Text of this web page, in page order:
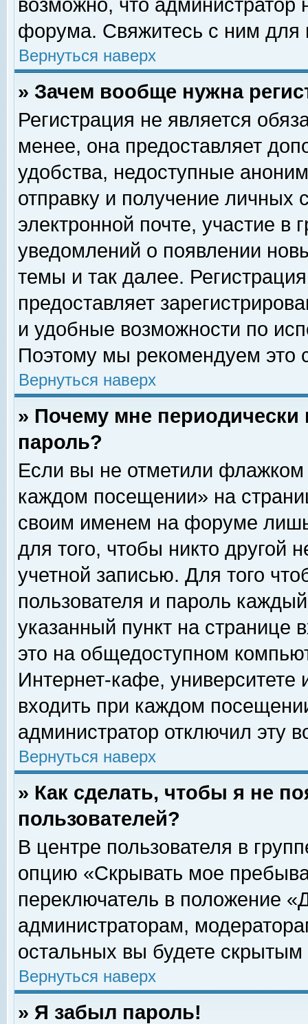
возможно, что
форума. Свяжитесь с ним для
Вернуться наверх
» Зачем вообще нужна
Регистрация не является
менее, она предоставляет
удобства, недоступные
отправку и получение личных
электронной почте, участие в
уведомлений о появлении
темы и так далее.
предоставляет
и удобные возможности по
Поэтому мы рекомендуем это
Вернуться наверх
» Почему мне
пароль?
Если вы не отметили флажком
каждом посещении» на
своим именем на форуме
для того, чтобы никто другой
учетной записью. Для того
пользователя и пароль
указанный пункт на
это на общедоступном
Интернет-кафе, университете
входить при каждом
администратор отключил эту
Вернуться наверх
» Как сделать, чтобы я не
пользователей?
В центре пользователя в
опцию «Скрывать мое
переключатель в положение
администраторам,
остальных вы будете скрытым
Вернуться наверх
» Я забыл пароль!